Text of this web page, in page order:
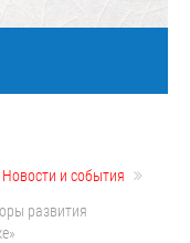
Новости и события
развития